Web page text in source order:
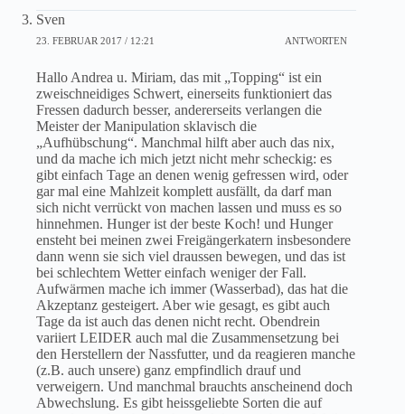
Sven
23. FEBRUAR 2017 / 12:21 ANTWORTEN
Hallo Andrea u. Miriam, das mit „Topping“ ist ein
zweischneidiges Schwert, einerseits funktioniert das
Fressen dadurch besser, andererseits verlangen die
Meister der Manipulation sklavisch die
„Aufhübschung“. Manchmal hilft aber auch das nix,
und da mache ich mich jetzt nicht mehr scheckig: es
gibt einfach Tage an denen wenig gefressen wird, oder
gar mal eine Mahlzeit komplett ausfällt, da darf man
sich nicht verrückt von machen lassen und muss es so
hinnehmen. Hunger ist der beste Koch! und Hunger
ensteht bei meinen zwei Freigängerkatern insbesondere
dann wenn sie sich viel draussen bewegen, und das ist
bei schlechtem Wetter einfach weniger der Fall.
Aufwärmen mache ich immer (Wasserbad), das hat die
Akzeptanz gesteigert. Aber wie gesagt, es gibt auch
Tage da ist auch das denen nicht recht. Obendrein
variiert LEIDER auch mal die Zusammensetzung bei
den Herstellern der Nassfutter, und da reagieren manche
(z.B. auch unsere) ganz empfindlich drauf und
verweigern. Und manchmal brauchts anscheinend doch
Abwechslung. Es gibt heissgeliebte Sorten die auf